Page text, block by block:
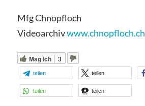
Mfg Chnopfloch
Videoarchivwww.chnopfloch.ch
Mag ich 3
teilen teilen
teilen teilen